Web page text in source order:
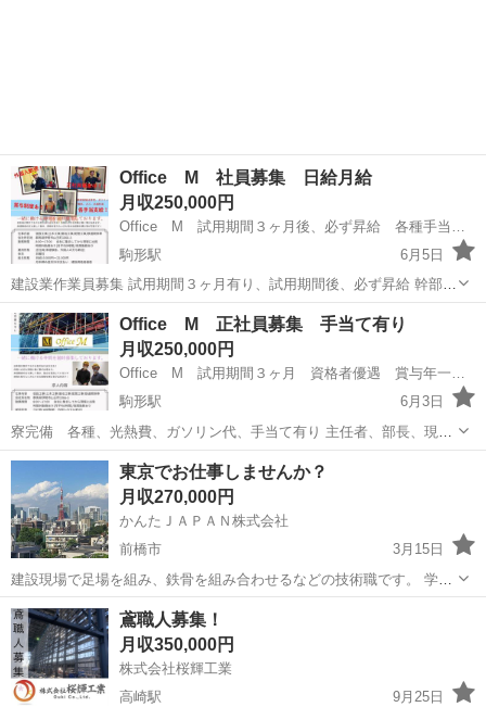
Office M 社員募集 日給月給
月収250,000円
駒形駅
6月5日
建設業作業員募集 試用期間３ヶ月有り、試用期間後、必ず昇給 幹部候
補、部長、主任者には、光熱費、ガソリン代、住宅、子育て、各種手
当て有り 詳しくは、問い合わせ 詳しくは、 https://youtube.com/ch...
群馬 伊勢崎市 駒形駅 鳶職 社員募集
Office M 正社員募集 手当て有り
月収250,000円
Office M 試用期間３ヶ月 資格者優遇 賞与年一回有り 主任者や部長候補の手当て有り 出張手当て有り
駒形駅
6月3日
寮完備 各種、光熱費、ガソリン代、手当て有り 主任者、部長、現場
責任者、職長 手当て有り 資格者手当て有り、 建設業作業員募集
詳しくは、ホームページ https://www.office-m8848.jp/c...
群馬 伊勢崎市 駒形駅 鳶職
東京でお仕事しませんか？
月収270,000円
かんたＪＡＰＡＮ株式会社
前橋市
3月15日
建設現場で足場を組み、鉄骨を組み合わせるなどの技術職です。 学歴
がなくても頑張れば技術も身に付きますし、 お給料もちゃんと見合っ
た金額をもらうことができます！ 最初は誰しもが未経験のことだらけ
だと思...
群馬 前橋市 鳶職
鳶職人募集！
月収350,000円
株式会社桜輝工業
高崎駅
9月25日